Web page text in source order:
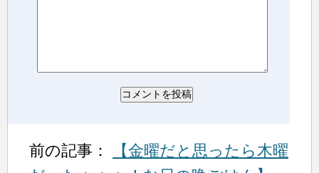
前の記事：
【金曜だと思ったら木曜